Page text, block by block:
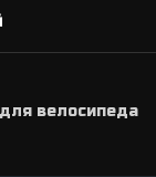
велосипеда